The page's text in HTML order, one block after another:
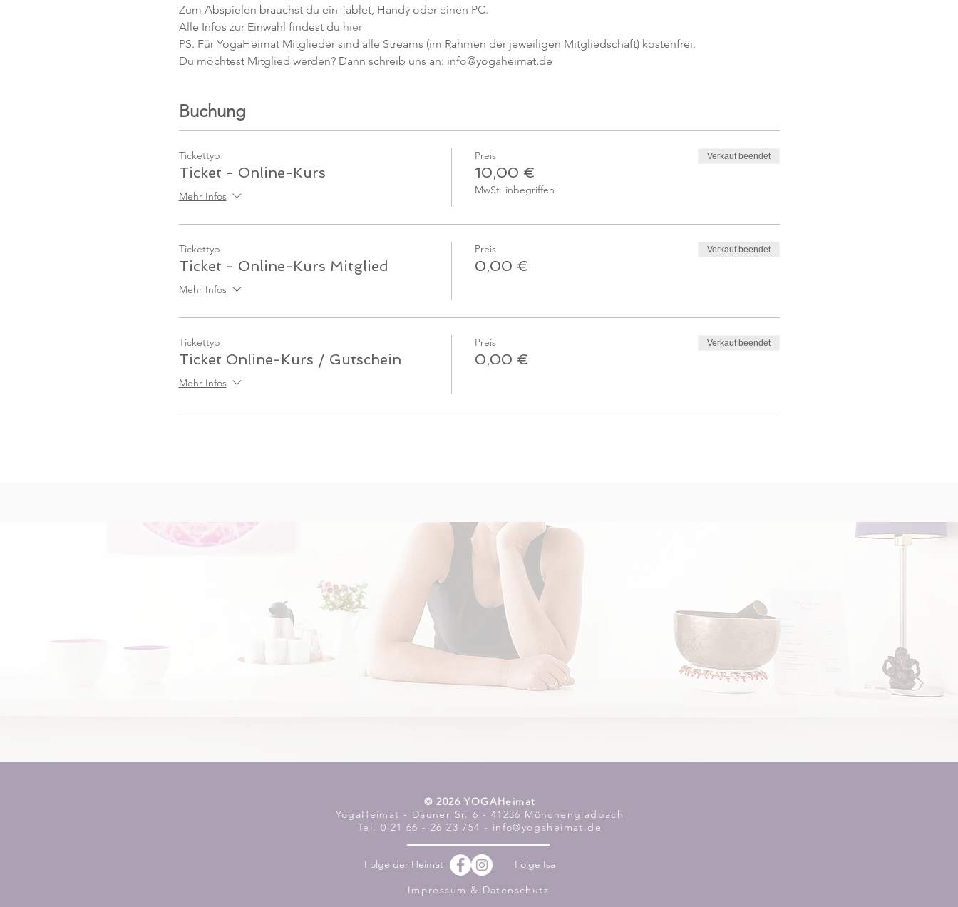
Zum Abspielen brauchst du ein Tablet, Handy oder einen PC.
Alle Infos zur Einwahl findest du hier
PS. Für YogaHeimat Mitglieder sind alle Streams (im Rahmen der jeweiligen Mitgliedschaft) kostenfrei.
Du möchtest Mitglied werden? Dann schreib uns an: info@yogaheimat.de
Buchung
Tickettyp
Ticket - Online-Kurs
Mehr Infos
Preis
10,00 €
MwSt. inbegriffen
Verkauf beendet
Tickettyp
Ticket - Online-Kurs Mitglied
Mehr Infos
Preis
0,00 €
Verkauf beendet
Tickettyp
Ticket Online-Kurs / Gutschein
Mehr Infos
Preis
0,00 €
Verkauf beendet
​© 2026 YOGAHeimat
YogaHeimat - Dauner Sr. 6 - 41236 Mönchengladbach
Tel. 0 21 66 - 26 23 754 - info@yogaheimat.de
Folge der Heimat
Folge Isa
Impressum & Datenschutz